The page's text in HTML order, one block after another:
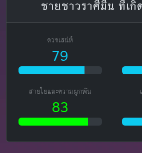
ชายชาวราศีมีน ที่เ
ดวงเสน่ห์
79
สายใยและความผูกพัน
83